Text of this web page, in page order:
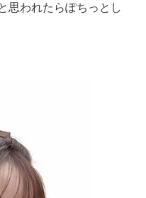
思われたらぽちっとし